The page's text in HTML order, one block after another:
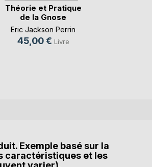
Théorie et Pratique
de la Gnose
Eric Jackson Perrin
45,00 € Livre
Exemple basé sur la
caractéristiques et les